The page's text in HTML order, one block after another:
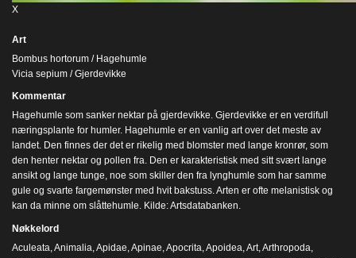
X
Art
Bombus hortorum / Hagehumle
Vicia sepium / Gjerdevikke
Kommentar
Hagehumle som sanker nektar på gjerdevikke. Gjerdevikke er en verdifull
næringsplante for humler. Hagehumle er en vanlig art over det meste av
landet. Den finnes der det er rikelig med blomster med lange kronrør, som
den henter nektar og pollen fra. Den er karakteristisk med sitt svært lange
ansikt og lange tunge, noe som skiller den fra lynghumle som har samme
gule og svarte fargemønster med hvit bakstuss. Arten er ofte melanistisk og
kan da minne om slåttehumle. Kilde: Artsdatabanken.
Nøkkelord
Aculeata Animalia Apidae Apinae Apocrita Apoidea Art Arthropoda